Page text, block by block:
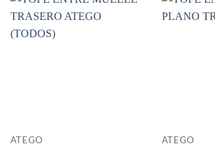
ATEGO
ATEGO